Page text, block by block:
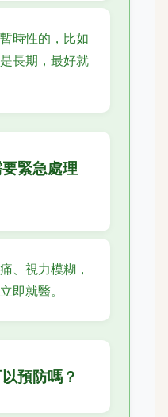
時性的，比如
長期，最好就
緊急處理
、視力模糊，
即就醫。
預防嗎？